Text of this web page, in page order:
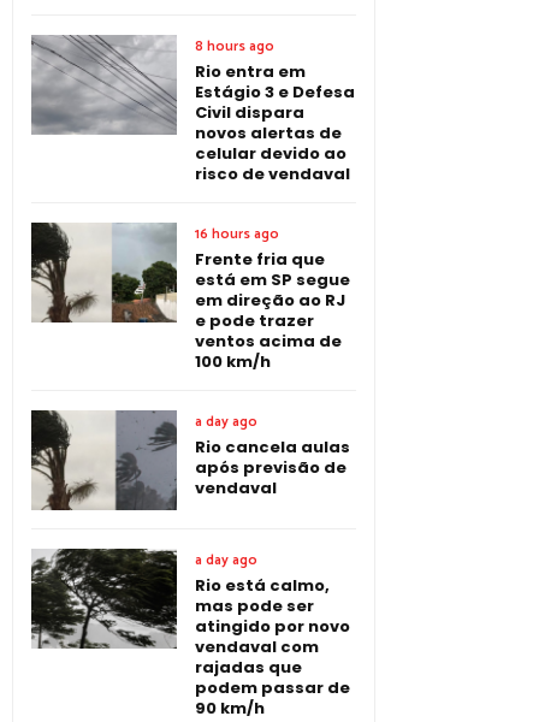
8 hours ago
Rio entra em
Estágio 3 e Defesa
Civil dispara
novos alertas de
celular devido ao
risco de vendaval
16 hours ago
Frente fria que
está em SP segue
em direção ao RJ
e pode trazer
ventos acima de
100 km/h
a day ago
Rio cancela aulas
após previsão de
vendaval
a day ago
Rio está calmo,
mas pode ser
atingido por novo
vendaval com
rajadas que
podem passar de
90 km/h